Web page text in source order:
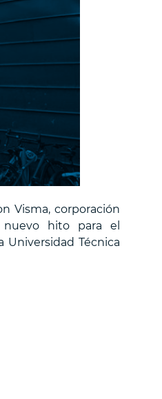
Visma, corporación
hito para el
Técnica